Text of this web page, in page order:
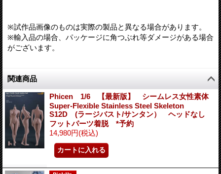
※試作品画像のものは実際の製品と異なる場合があります。
※輸入品の場合、パッケージに角つぶれ等ダメージがある場合
がございます。
関連商品
Phicen 1/6 【最新版】 シームレス女性素体
Super-Flexible Stainless Steel Skeleton
S12D (ラージバスト/サンタン） ヘッドなし
フットパーツ着脱 *予約
14,980円(税込)